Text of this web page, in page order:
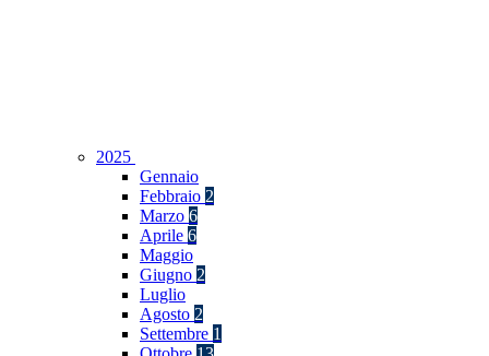
2025
Gennaio
Febbraio 2
Marzo 6
Aprile 6
Maggio
Giugno 2
Luglio
Agosto 2
Settembre 1